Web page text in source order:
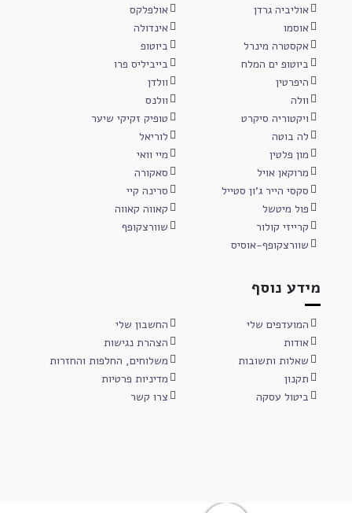
אוליביה גרדן
אולפלקס
אוסמו
אינדולה
אקסטרה מינרל
ביוטופ
ביוטופ ים המלח
בייביליס פרו
היפרטין
וולדן
וולה
וולנס
ויקטוריה סיקרט
טופיק זקיקי שיער
לה בוטה
לוריאל
מון פלטין
מיי וואי
מרוקאן אויל
סאקורה
סקסי הייר ג'ון סטייל
סרינה קיי
פול מיטשל
קאווה קאווה
קרייזי קולור
שוורצקופף
שוורצקופף-אוסיס
מידע נוסף
המועדפים שלי
החשבון שלי
אודות
הצהרת נגישות
שאלות ותשובות
משלוחים, החלפות והחזרות
תקנון
מדיניות פרטיות
ביטול עסקה
צרו קשר